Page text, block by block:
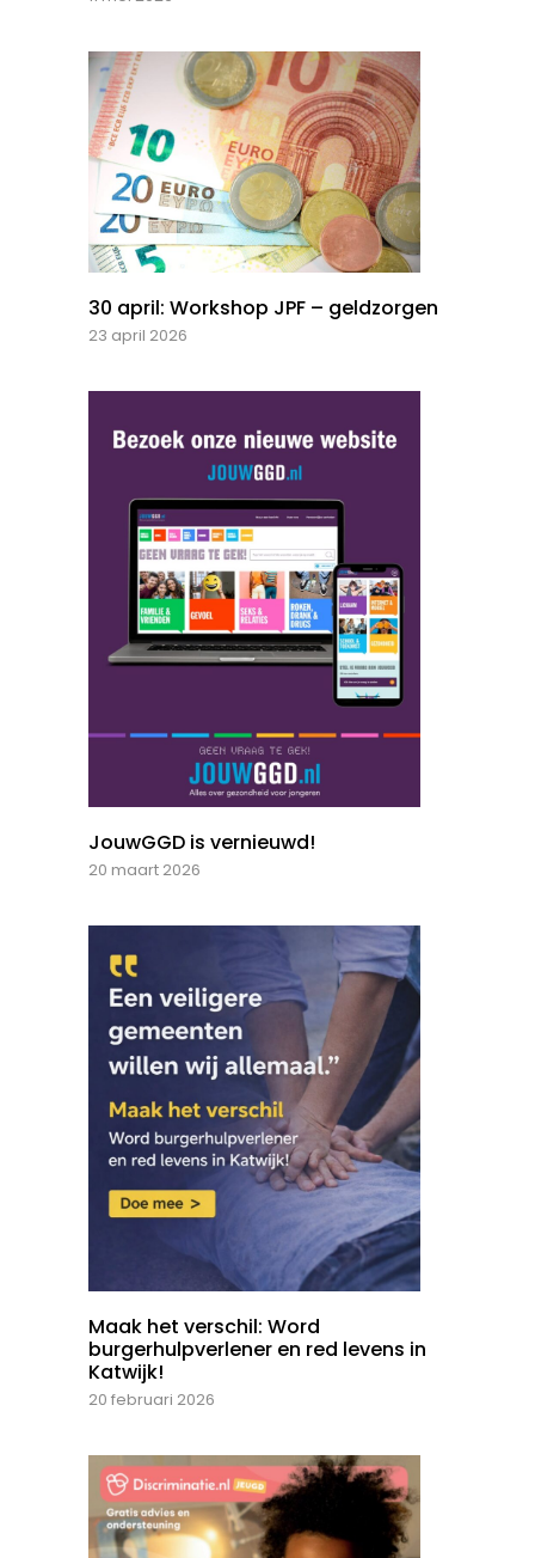
30 april: Workshop JPF – geldzorgen
23 april 2026
JouwGGD is vernieuwd!
20 maart 2026
Maak het verschil: Word
burgerhulpverlener en red levens in
Katwijk!
20 februari 2026